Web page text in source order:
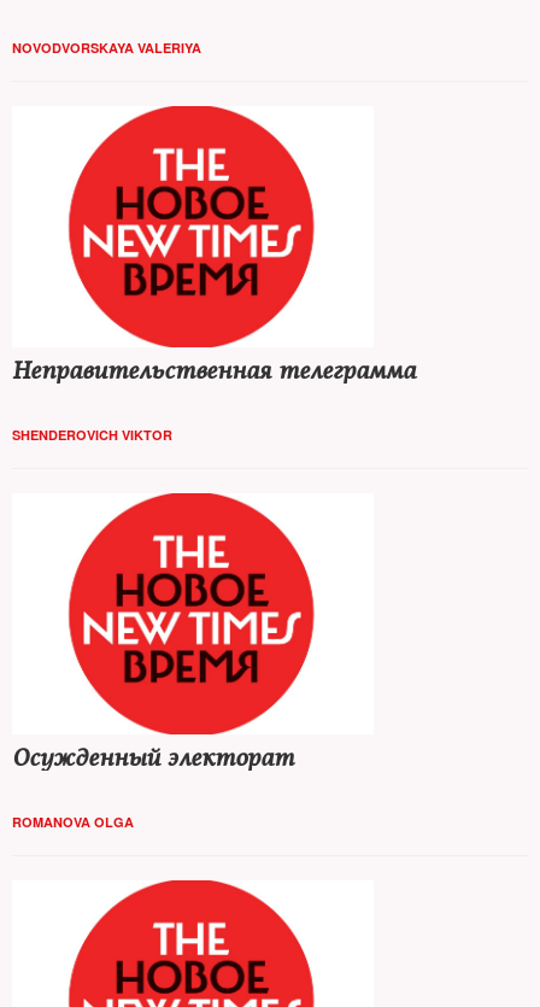
NOVODVORSKAYA VALERIYA
Неправительственная телеграмма
SHENDEROVICH VIKTOR
Осужденный электорат
ROMANOVA OLGA